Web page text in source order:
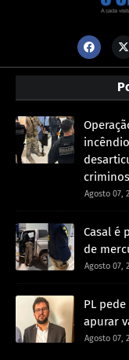
Agosto 07,
Casal é
de
Agosto 07,
PL
apurar
Agosto 07,